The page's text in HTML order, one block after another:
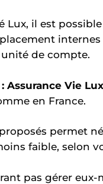
Lux, il est
de compte.
Assurance Vie
en France.
permet
faible, selon
pas gérer eux-